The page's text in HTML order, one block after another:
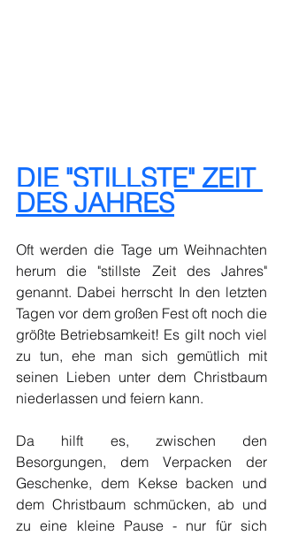
DIE "STILLSTE" ZEIT
DES JAHRES
Oft werden die Tage um Weihnachten
herum die "stillste Zeit des Jahres"
genannt. Dabei herrscht In den letzten
Tagen vor dem großen Fest oft noch die
größte Betriebsamkeit! Es gilt noch viel
zu tun, ehe man sich gemütlich mit
seinen Lieben unter dem Christbaum
niederlassen und feiern kann.
Da hilft es, zwischen den
Besorgungen, dem Verpacken der
Geschenke, dem Kekse backen und
dem Christbaum schmücken, ab und
zu eine kleine Pause - nur für sich